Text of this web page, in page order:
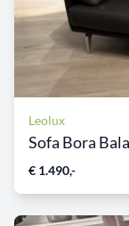
Leolux
Sofa Bora
€ 1.490,-